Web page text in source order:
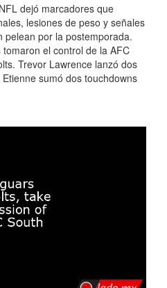
dejó marcadores que
lesiones de peso y señales
pelean por la postemporada.
el control de la AFC
Trevor Lawrence lanzó dos
sumó dos touchdowns